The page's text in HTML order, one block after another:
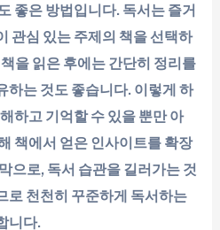
좋은 방법입니다. 독서는 즐거
관심 있는 주제의 책을 선택하
을 읽은 후에는 간단히 정리를
하는 것도 좋습니다. 이렇게 하
하고 기억할 수 있을 뿐만 아
책에서 얻은 인사이트를 확장
으로, 독서 습관을 길러가는 것
로 천천히 꾸준하게 독서하는
니다.